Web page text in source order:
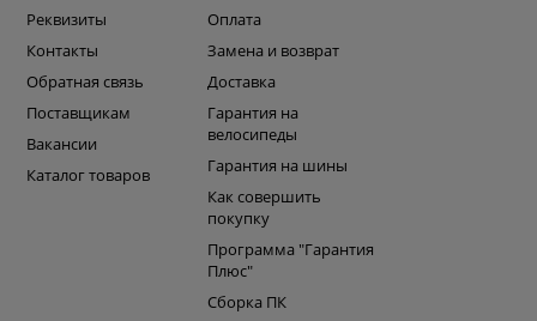
Реквизиты
Контакты
Обратная связь
Поставщикам
Вакансии
Каталог товаров
Оплата
Замена и возврат
Доставка
Гарантия на
велосипеды
Гарантия на шины
Как совершить
покупку
Программа "Гарантия
Плюс"
Сборка ПК